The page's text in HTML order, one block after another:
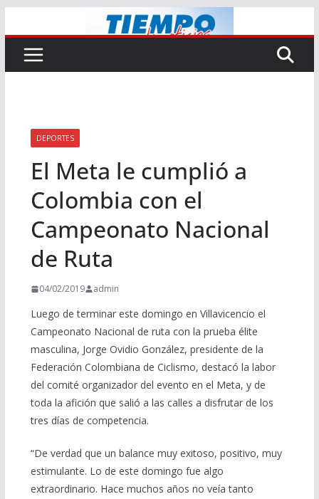
al
contenido
DEPORTES
El Meta le cumplió a
Colombia con el
Campeonato Nacional
de Ruta
04/02/2019 admin
Luego de terminar este domingo en Villavicencio el
Campeonato Nacional de ruta con la prueba élite
masculina, Jorge Ovidio González, presidente de la
Federación Colombiana de Ciclismo, destacó la labor
del comité organizador del evento en el Meta, y de
toda la afición que salió a las calles a disfrutar de los
tres días de competencia.
“De verdad que un balance muy exitoso, positivo, muy
estimulante. Lo de este domingo fue algo
extraordinario. Hace muchos años no veía tanto